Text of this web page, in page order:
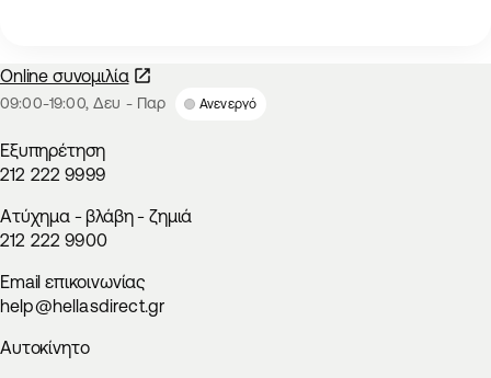
Online συνομιλία
09:00-19:00, Δευ - Παρ Ανενεργό
Εξυπηρέτηση
212 222 9999
Aτύχημα - βλάβη - ζημιά
212 222 9900
Email επικοινωνίας
help@hellasdirect.gr
Αυτοκίνητο